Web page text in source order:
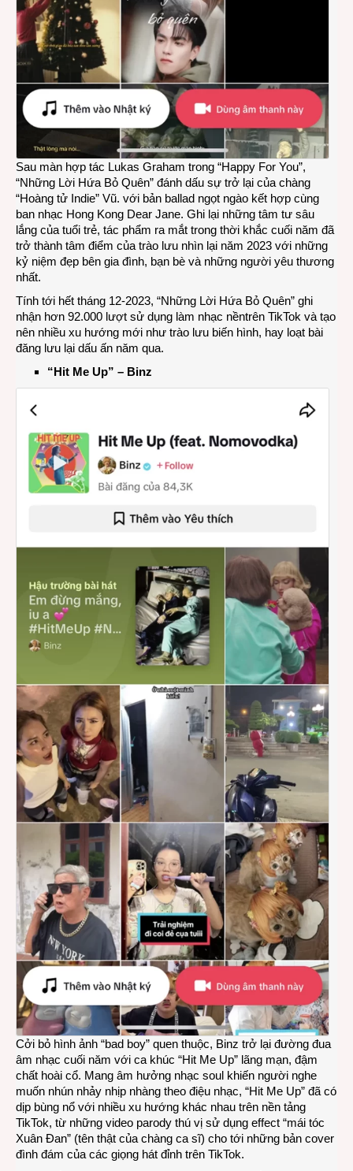
Sau màn hợp tác Lukas Graham trong “Happy For You”,
“Những Lời Hứa Bỏ Quên” đánh dấu sự trở lại của chàng
“Hoàng tử Indie” Vũ. với bản ballad ngọt ngào kết hợp cùng
ban nhạc Hong Kong Dear Jane. Ghi lại những tâm tư sâu
lắng của tuổi trẻ, tác phẩm ra mắt trong thời khắc cuối năm đã
trở thành tâm điểm của trào lưu nhìn lại năm 2023 với những
kỷ niệm đẹp bên gia đình, bạn bè và những người yêu thương
nhất.
Tính tới hết tháng 12-2023, “Những Lời Hứa Bỏ Quên” ghi
nhận hơn 92.000 lượt sử dụng làm nhạc nềntrên TikTok và tạo
nên nhiều xu hướng mới như trào lưu biến hình, hay loạt bài
đăng lưu lại dấu ấn năm qua.
“Hit Me Up” – Binz
Cởi bỏ hình ảnh “bad boy” quen thuộc, Binz trở lại đường đua
âm nhạc cuối năm với ca khúc “Hit Me Up” lãng mạn, đậm
chất hoài cổ. Mang âm hưởng nhạc soul khiến người nghe
muốn nhún nhảy nhịp nhàng theo điệu nhạc, “Hit Me Up” đã có
dịp bùng nổ với nhiều xu hướng khác nhau trên nền tảng
TikTok, từ những video parody thú vị sử dụng effect “mái tóc
Xuân Đan” (tên thật của chàng ca sĩ) cho tới những bản cover
đình đám của các giọng hát đỉnh trên TikTok.